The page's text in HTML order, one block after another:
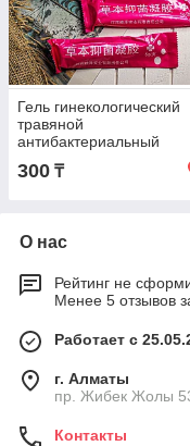
Гель гинекологический
травяной
антибактериальный
300 ₸
О нас
Рейтинг не
Менее 5 отзывов
Работает с
г. Алматы
пр. Жибек Жолы
Контакты